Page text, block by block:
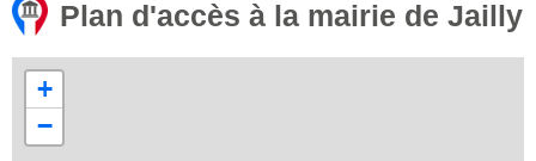
Plan d'accès à la mairie de Jailly
+
−